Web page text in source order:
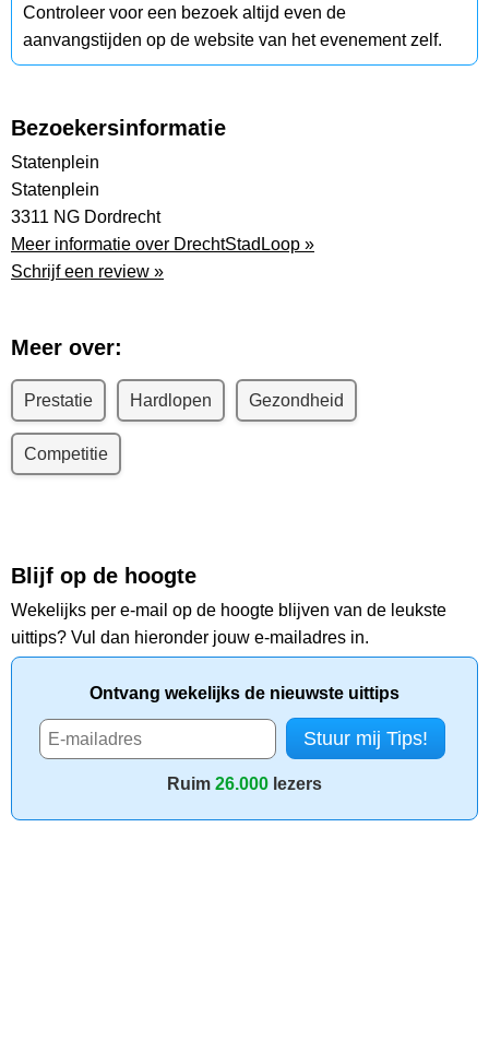
Controleer voor een bezoek altijd even de
aanvangstijden op de website van het evenement zelf.
Bezoekersinformatie
Statenplein
Statenplein
3311 NG Dordrecht
Meer informatie over DrechtStadLoop »
Schrijf een review »
Meer over:
Prestatie Hardlopen Gezondheid
Competitie
Blijf op de hoogte
Wekelijks per e-mail op de hoogte blijven van de leukste
uittips? Vul dan hieronder jouw e-mailadres in.
Ontvang wekelijks de nieuwste uittips
Ruim 26.000 lezers